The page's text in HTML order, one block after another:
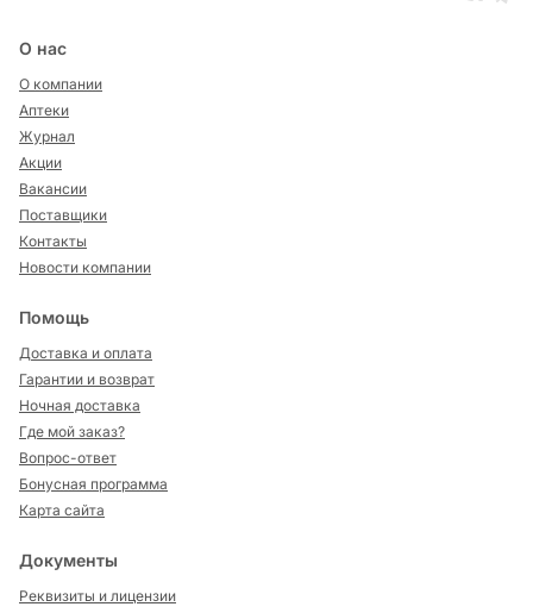
О нас
О компании
Аптеки
Журнал
Акции
Вакансии
Поставщики
Контакты
Новости компании
Помощь
Доставка и оплата
Гарантии и возврат
Ночная доставка
Где мой заказ?
Вопрос-ответ
Бонусная программа
Карта сайта
Документы
Реквизиты и лицензии